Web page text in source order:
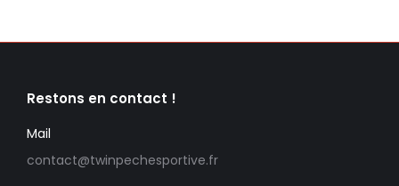
Restons en contact !
Mail
contact@twinpechesportive.fr